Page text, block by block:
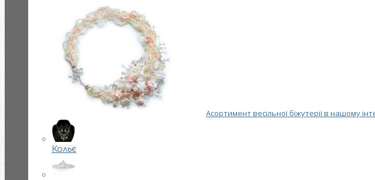
Асортимент весільної біжутерії в нашому
Кольє